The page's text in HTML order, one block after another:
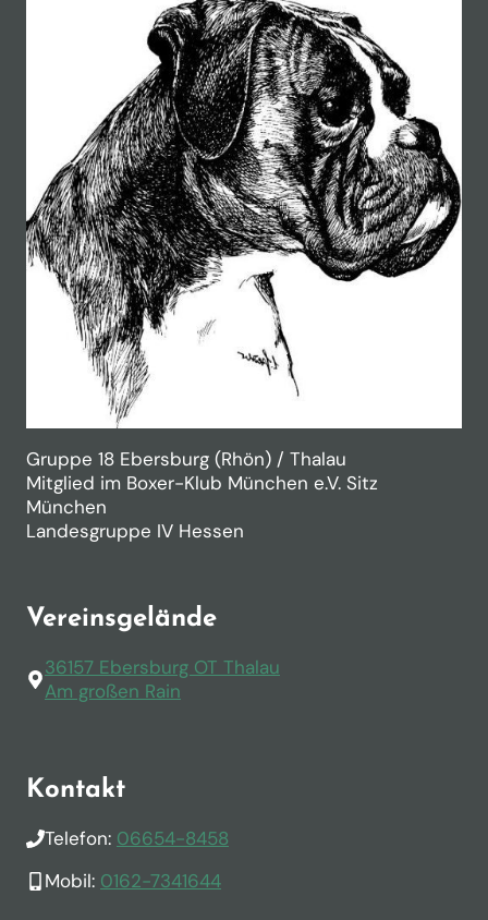
Gruppe 18 Ebersburg (Rhön) / Thalau
Mitglied im Boxer-Klub München e.V. Sitz
München
Landesgruppe IV Hessen
Vereinsgelände
36157 Ebersburg OT Thalau
Am großen Rain
Kontakt
Telefon: 06654-8458
Mobil: 0162-7341644